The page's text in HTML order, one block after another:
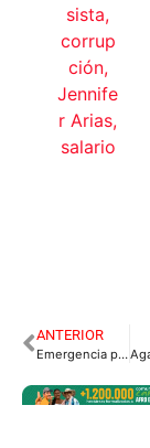
sista,
corrup
ción,
Jennife
r Arias,
salario
ANTERIOR
Emergencia por inundación en El Dorado.